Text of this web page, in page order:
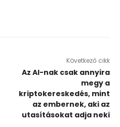
Következő cikk
Az AI-nak csak annyira
megy a
kriptokereskedés, mint
az embernek, aki az
utasításokat adja neki